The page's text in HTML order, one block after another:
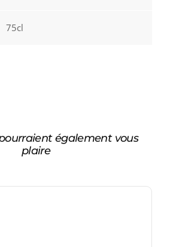
75cl
également vous
plaire